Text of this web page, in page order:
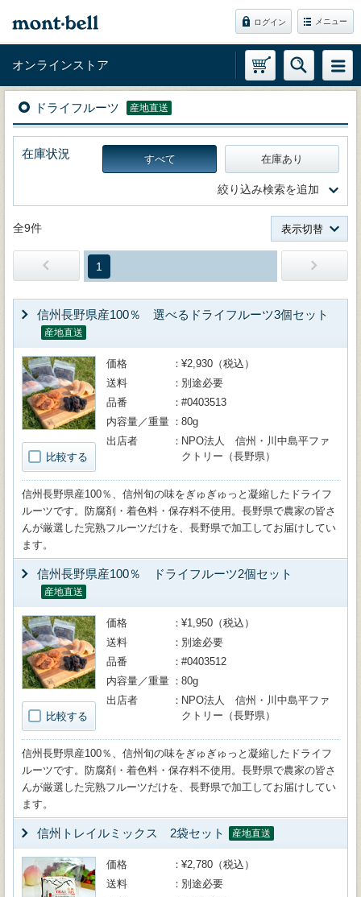
ログイン メニュー
オンラインストア
ドライフルーツ 産地直送
在庫状況 すべて 在庫あり
絞り込み検索を追加
全9件 表示切替
1
信州長野県産100％ 選べるドライフルーツ3個セット
産地直送
比較する
価格
¥2,930（税込）
送料
別途必要
品番
#0403513
内容量／重量
80g
出店者
NPO法人 信州・川中島平ファ
クトリー（長野県）
信州長野県産100％、信州旬の味をぎゅぎゅっと凝縮したドライフ
ルーツです。防腐剤・着色料・保存料不使用。長野県で農家の皆さ
んが厳選した完熟フルーツだけを、長野県で加工してお届けしてい
ます。
信州長野県産100％ ドライフルーツ2個セット
産地直送
比較する
価格
¥1,950（税込）
送料
別途必要
品番
#0403512
内容量／重量
80g
出店者
NPO法人 信州・川中島平ファ
クトリー（長野県）
信州長野県産100％、信州旬の味をぎゅぎゅっと凝縮したドライフ
ルーツです。防腐剤・着色料・保存料不使用。長野県で農家の皆さ
んが厳選した完熟フルーツだけを、長野県で加工してお届けしてい
ます。
信州トレイルミックス 2袋セット 産地直送
価格
¥2,780（税込）
送料
別途必要